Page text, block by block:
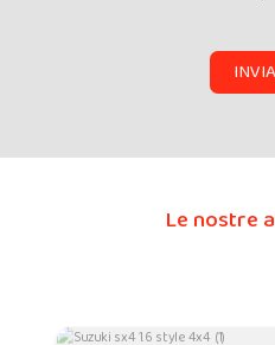
Le nostre